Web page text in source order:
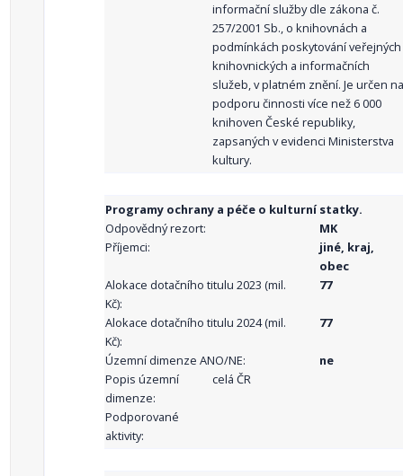
informační služby dle zákona č.
257/2001 Sb., o knihovnách a
podmínkách poskytování veřejných
knihovnických a informačních
služeb, v platném znění. Je určen na
podporu činnosti více než 6 000
knihoven České republiky,
zapsaných v evidenci Ministerstva
kultury.
Programy ochrany a péče o kulturní statky.
Odpovědný rezort:
MK
Příjemci:
jiné, kraj,
obec
Alokace dotačního titulu 2023 (mil.
Kč):
77
Alokace dotačního titulu 2024 (mil.
Kč):
77
Územní dimenze ANO/NE:
ne
Popis územní
dimenze:
celá ČR
Podporované
aktivity: